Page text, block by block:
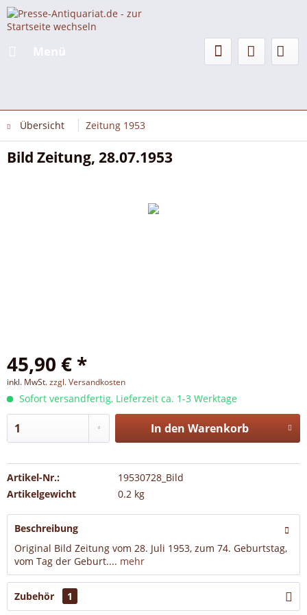
Übersicht Zeitung 1953
Bild Zeitung, 28.07.1953
45,90 € *
inkl. MwSt.zzgl. Versandkosten
Sofort versandfertig, Lieferzeit ca. 1-3 Werktage
In den Warenkorb
Artikel-Nr.:
19530728_Bild
Artikelgewicht
0.2 kg
Beschreibung
Original Bild Zeitung vom 28. Juli 1953, zum 74. Geburtstag,
vom Tag der Geburt.... mehr
Zubehör 1